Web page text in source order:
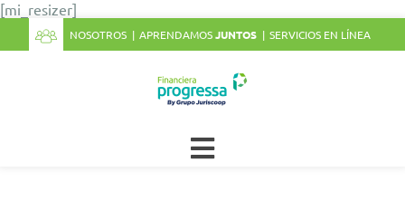
[mi_resizer]
NOSOTROS APRENDAMOSJUNTOS SERVICIOS EN LÍNEA